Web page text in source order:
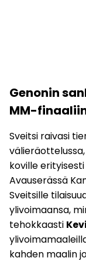
Genonin
MM-
Sveitsi raivasi
koville
Avauserässä
Sveitsille
ylivoimaansa,
tehokkaasti
kahden maalin